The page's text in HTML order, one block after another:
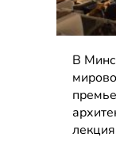
В